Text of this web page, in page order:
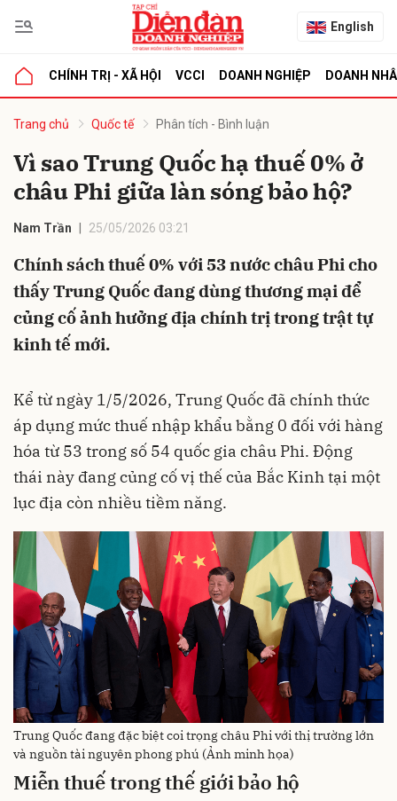
English
CHÍNH TRỊ - XÃ HỘI VCCI DOANH NGHIỆP DOANH
Trang chủ Quốc tế Phân tích - Bình luận
Vì sao Trung Quốc hạ thuế 0% ở
châu Phi giữa làn sóng bảo hộ?
Nam Trần 25/05/2026 03:21
Chính sách thuế 0% với 53 nước châu Phi cho
thấy Trung Quốc đang dùng thương mại để
củng cố ảnh hưởng địa chính trị trong trật tự
kinh tế mới.
Kể từ ngày 1/5/2026, Trung Quốc đã chính thức
áp dụng mức thuế nhập khẩu bằng 0 đối với hàng
hóa từ 53 trong số 54 quốc gia châu Phi. Động
thái này đang củng cố vị thế của Bắc Kinh tại một
lục địa còn nhiều tiềm năng.
Trung Quốc đang đặc biệt coi trọng châu Phi với thị trường lớn
và nguồn tài nguyên phong phú (Ảnh minh họa)
Miễn thuế trong thế giới bảo hộ
luận
Hủy